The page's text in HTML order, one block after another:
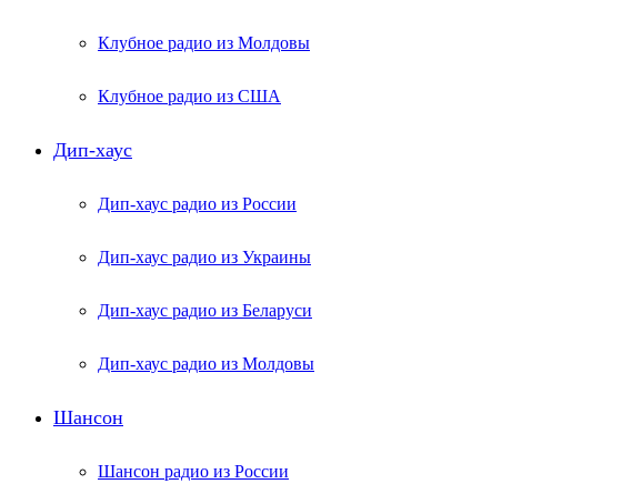
Клубное радио из Молдовы
Клубное радио из США
Дип-хаус
Дип-хаус радио из России
Дип-хаус радио из Украины
Дип-хаус радио из Беларуси
Дип-хаус радио из Молдовы
Шансон
Шансон радио из России